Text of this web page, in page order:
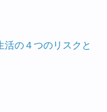
活の４つのリスクと